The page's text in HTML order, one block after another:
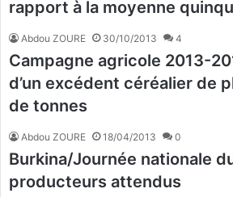
rapport à la moyenne
Abdou ZOURE 30/10/2013 4
Campagne agricole 2013-
d’un excédent céréalier de
de tonnes
Abdou ZOURE 18/04/2013 0
Burkina/Journée nationale
producteurs attendus